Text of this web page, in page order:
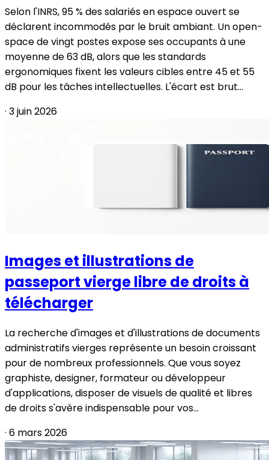
Selon l'INRS, 95 % des salariés en espace ouvert se
déclarent incommodés par le bruit ambiant. Un open-
space de vingt postes expose ses occupants à une
moyenne de 63 dB, alors que les standards
ergonomiques fixent les valeurs cibles entre 45 et 55
dB pour les tâches intellectuelles. L'écart est brut...
· 3 juin 2026
Images et illustrations de
passeport vierge libre de droits à
télécharger
La recherche d'images et d'illustrations de documents
administratifs vierges représente un besoin croissant
pour de nombreux professionnels. Que vous soyez
graphiste, designer, formateur ou développeur
d'applications, disposer de visuels de qualité et libres
de droits s'avère indispensable pour vos...
· 6 mars 2026